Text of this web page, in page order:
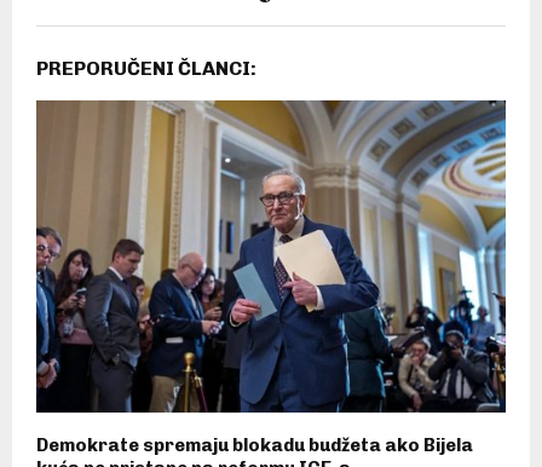
PREPORUČENI ČLANCI:
Demokrate spremaju blokadu budžeta ako Bijela